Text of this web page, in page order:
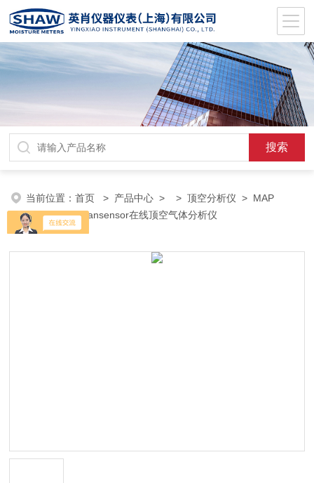
当前位置：首页 > 产品中心 > >顶空分析仪 > MAP
Check 3PBI Dansensor在线顶空气体分析仪